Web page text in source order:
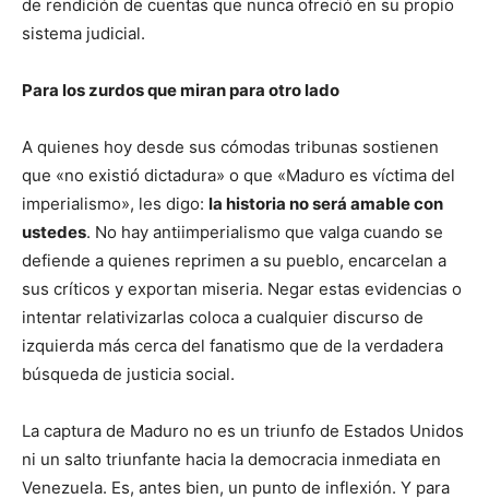
de rendición de cuentas que nunca ofreció en su propio
sistema judicial.
Para los zurdos que miran para otro lado
A quienes hoy desde sus cómodas tribunas sostienen
que «no existió dictadura» o que «Maduro es víctima del
imperialismo», les digo: la historia no será amable con
ustedes. No hay antiimperialismo que valga cuando se
defiende a quienes reprimen a su pueblo, encarcelan a
sus críticos y exportan miseria. Negar estas evidencias o
intentar relativizarlas coloca a cualquier discurso de
izquierda más cerca del fanatismo que de la verdadera
búsqueda de justicia social.
La captura de Maduro no es un triunfo de Estados Unidos
ni un salto triunfante hacia la democracia inmediata en
Venezuela. Es, antes bien, un punto de inflexión. Y para